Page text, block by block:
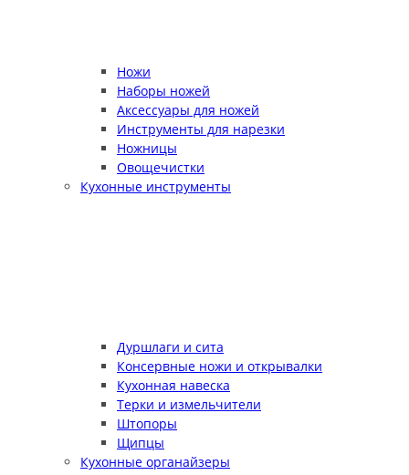
Ножи
Наборы ножей
Аксессуары для ножей
Инструменты для нарезки
Ножницы
Овощечистки
Кухонные инструменты
Дуршлаги и сита
Консервные ножи и открывалки
Кухонная навеска
Терки и измельчители
Штопоры
Щипцы
Кухонные органайзеры